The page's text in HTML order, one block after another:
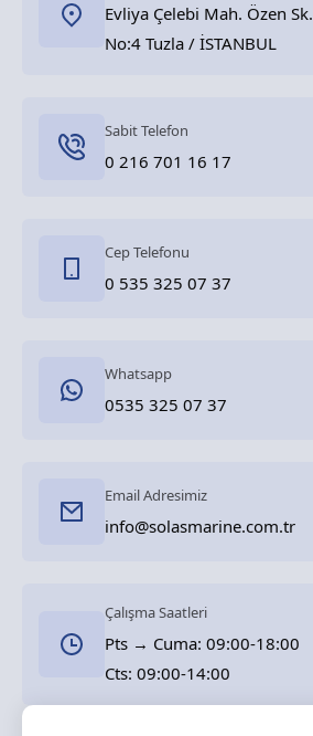
Evliya Çelebi Mah. Özen Sk.
No:4 Tuzla / İSTANBUL
Sabit Telefon
0 216 701 16 17
Cep Telefonu
0 535 325 07 37
Whatsapp
0535 325 07 37
Email Adresimiz
info@solasmarine.com.tr
Çalışma Saatleri
Pts → Cuma: 09:00-18:00
Cts: 09:00-14:00